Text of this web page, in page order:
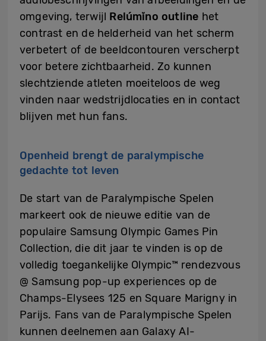
omgeving, terwijl Relúmĭno outline het
contrast en de helderheid van het scherm
verbetert of de beeldcontouren verscherpt
voor betere zichtbaarheid. Zo kunnen
slechtziende atleten moeiteloos de weg
vinden naar wedstrijdlocaties en in contact
blijven met hun fans.
Openheid brengt de paralympische
gedachte tot leven
De start van de Paralympische Spelen
markeert ook de nieuwe editie van de
populaire Samsung Olympic Games Pin
Collection, die dit jaar te vinden is op de
volledig toegankelijke Olympic™ rendezvous
@ Samsung pop-up experiences op de
Champs-Elysees 125 en Square Marigny in
Parijs. Fans van de Paralympische Spelen
kunnen deelnemen aan Galaxy AI-